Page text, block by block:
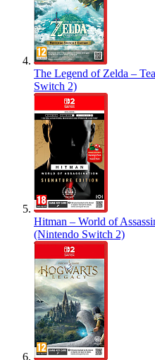
The Legend of Zelda –
Switch 2)
Hitman – World of
(Nintendo Switch 2)